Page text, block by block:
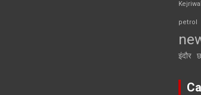
Kejriwal
petrol
इंदौर